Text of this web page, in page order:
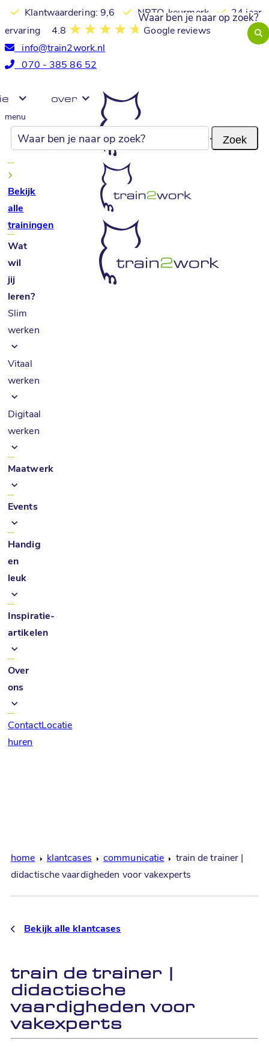
Klantwaardering: 9,6 NRTO-keurmerk
24 jaar
ervaring
4.8
Google reviews
info@train2work.nl
070 - 385 86 52
over
menu
Bekijk
alle
trainingen
Wat
wil
jij
leren?
Slim
werken
Vitaal
werken
Digitaal
werken
Maatwerk
Events
Handig
en
leuk
Inspiratie-
artikelen
Over
ons
ContactLocatie
huren
home klantcases communicatie
train de trainer |
didactische vaardigheden voor vakexperts
Bekijk alle klantcases
train de trainer |
didactische
vaardigheden voor
vakexperts